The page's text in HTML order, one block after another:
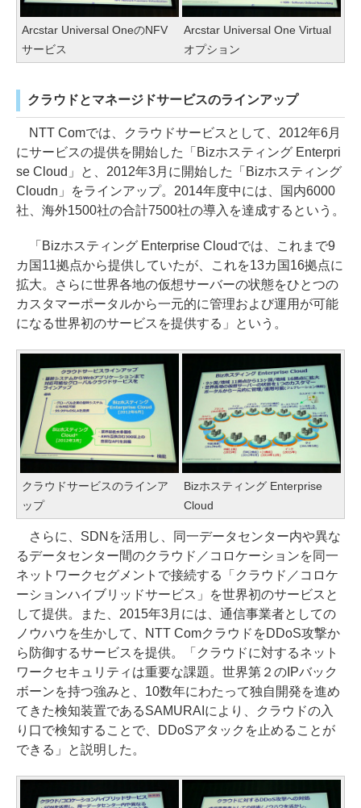
Arcstar Universal OneのNFV
サービス
Arcstar Universal One Virtual
オプション
クラウドとマネージドサービスのラインアップ
NTT Comでは、クラウドサービスとして、2012年6月
にサービスの提供を開始した「Bizホスティング Enterpri
se Cloud」と、2012年3月に開始した「Bizホスティング
Cloudn」をラインアップ。2014年度中には、国内6000
社、海外1500社の合計7500社の導入を達成するという。
「Bizホスティング Enterprise Cloudでは、これまで9
カ国11拠点から提供していたが、これを13カ国16拠点に
拡大。さらに世界各地の仮想サーバーの状態をひとつの
カスタマーポータルから一元的に管理および運用が可能
になる世界初のサービスを提供する」という。
クラウドサービスのラインア
ップ
Bizホスティング Enterprise
Cloud
さらに、SDNを活用し、同一データセンター内や異な
るデータセンター間のクラウド／コロケーションを同一
ネットワークセグメントで接続する「クラウド／コロケ
ーションハイブリッドサービス」を世界初のサービスと
して提供。また、2015年3月には、通信事業者としての
ノウハウを生かして、NTT ComクラウドをDDoS攻撃か
ら防御するサービスを提供。「クラウドに対するネット
ワークセキュリティは重要な課題。世界第２のIPバック
ボーンを持つ強みと、10数年にわたって独自開発を進め
てきた検知装置であるSAMURAIにより、クラウドの入
り口で検知することで、DDoSアタックを止めることが
できる」と説明した。